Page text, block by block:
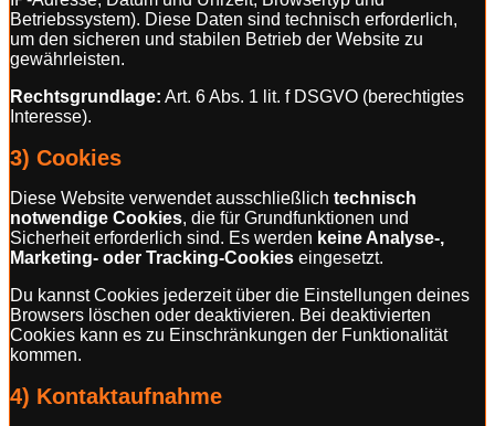
Betriebssystem). Diese Daten sind technisch erforderlich,
um den sicheren und stabilen Betrieb der Website zu
gewährleisten.
Rechtsgrundlage: Art. 6 Abs. 1 lit. f DSGVO (berechtigtes
Interesse).
3) Cookies
Diese Website verwendet ausschließlich technisch
notwendige Cookies, die für Grundfunktionen und
Sicherheit erforderlich sind. Es werden keine Analyse-,
Marketing- oder Tracking-Cookies eingesetzt.
Du kannst Cookies jederzeit über die Einstellungen deines
Browsers löschen oder deaktivieren. Bei deaktivierten
Cookies kann es zu Einschränkungen der Funktionalität
kommen.
4) Kontaktaufnahme